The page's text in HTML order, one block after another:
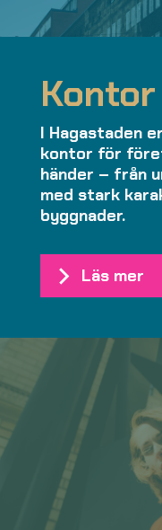
Kontor
I Hagastaden
kontor för
händer – från
med stark
byggnader.
Läs mer